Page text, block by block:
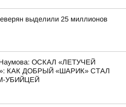
выделили 25 миллионов
ОСКАЛ «ЛЕТУЧЕЙ
КАК ДОБРЫЙ «ШАРИК» СТАЛ
УБИЙЦЕЙ